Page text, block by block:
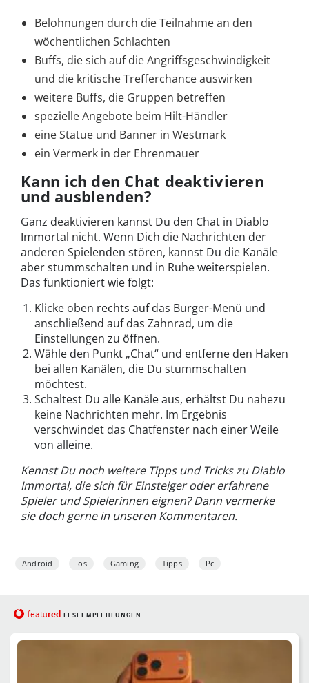
Belohnungen durch die Teilnahme an den
wöchentlichen Schlachten
Buffs, die sich auf die Angriffsgeschwindigkeit
und die kritische Trefferchance auswirken
weitere Buffs, die Gruppen betreffen
spezielle Angebote beim Hilt-Händler
eine Statue und Banner in Westmark
ein Vermerk in der Ehrenmauer
Kann ich den Chat deaktivieren
und ausblenden?
Ganz deaktivieren kannst Du den Chat in Diablo
Immortal nicht. Wenn Dich die Nachrichten der
anderen Spielenden stören, kannst Du die Kanäle
aber stummschalten und in Ruhe weiterspielen.
Das funktioniert wie folgt:
Klicke oben rechts auf das Burger-Menü und
anschließend auf das Zahnrad, um die
Einstellungen zu öffnen.
Wähle den Punkt „Chat“ und entferne den Haken
bei allen Kanälen, die Du stummschalten
möchtest.
Schaltest Du alle Kanäle aus, erhältst Du nahezu
keine Nachrichten mehr. Im Ergebnis
verschwindet das Chatfenster nach einer Weile
von alleine.
Kennst Du noch weitere Tipps und Tricks zu Diablo
Immortal, die sich für Einsteiger oder erfahrene
Spieler und Spielerinnen eignen? Dann vermerke
sie doch gerne in unseren Kommentaren.
Android Ios Gaming Tipps Pc
featured LESEEMPFEHLUNGEN